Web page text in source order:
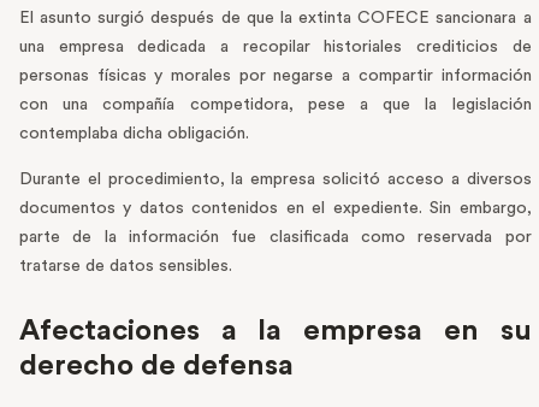
El asunto surgió después de que la extinta COFECE sancionara a
una empresa dedicada a recopilar historiales crediticios de
personas físicas y morales por negarse a compartir información
con una compañía competidora, pese a que la legislación
contemplaba dicha obligación.
Durante el procedimiento, la empresa solicitó acceso a diversos
documentos y datos contenidos en el expediente. Sin embargo,
parte de la información fue clasificada como reservada por
tratarse de datos sensibles.
Afectaciones a la empresa en su
derecho de defensa